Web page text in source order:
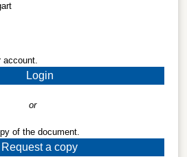
account.
Login
or
of the document.
Request a copy